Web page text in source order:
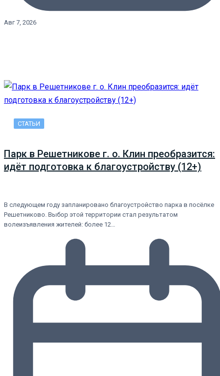
Авг 7, 2026
СТАТЬИ
Парк в Решетникове г. о. Клин преобразится:
идёт подготовка к благоустройству (12+)
В следующем году запланировано благоустройство парка в посёлке
Решетниково. Выбор этой территории стал результатом
волеизъявления жителей: более 12…